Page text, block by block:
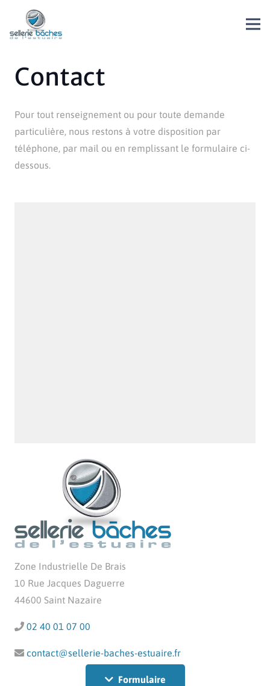
Contact
Pour tout renseignement ou pour toute demande
particulière, nous restons à votre disposition par
téléphone, par mail ou en remplissant le formulaire ci-
dessous.
Zone Industrielle De Brais
10 Rue Jacques Daguerre
44600 Saint Nazaire
02 40 01 07 00
contact@sellerie-baches-estuaire.fr
Formulaire